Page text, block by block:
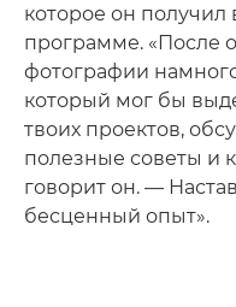
которое он получил
программе. «После
фотографии
который мог бы
твоих проектов,
полезные советы и
говорит он. —
бесценный опыт».